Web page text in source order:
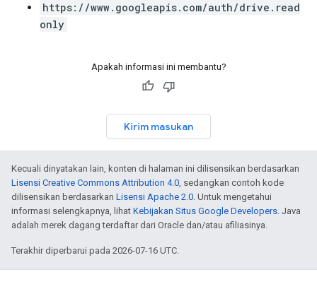
https://www.googleapis.com/auth/drive.read
only
Apakah informasi ini membantu?
Kirim masukan
Kecuali dinyatakan lain, konten di halaman ini dilisensikan berdasarkan
Lisensi Creative Commons Attribution 4.0, sedangkan contoh kode
dilisensikan berdasarkan Lisensi Apache 2.0. Untuk mengetahui
informasi selengkapnya, lihat Kebijakan Situs Google Developers. Java
adalah merek dagang terdaftar dari Oracle dan/atau afiliasinya.
Terakhir diperbarui pada 2026-07-16 UTC.